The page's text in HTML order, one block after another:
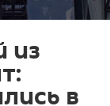
из
в